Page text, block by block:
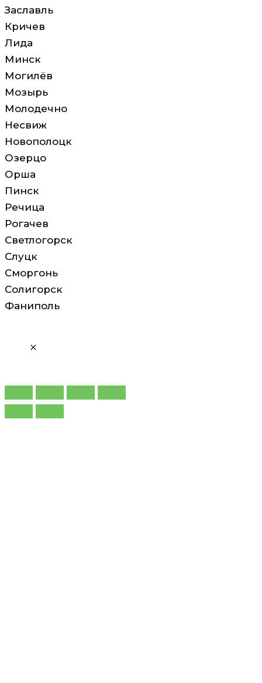
Заславль
Кричев
Лида
Минск
Могилёв
Мозырь
Молодечно
Несвиж
Новополоцк
Озерцо
Орша
Пинск
Речица
Рогачев
Светлогорск
Слуцк
Сморгонь
Солигорск
Фаниполь